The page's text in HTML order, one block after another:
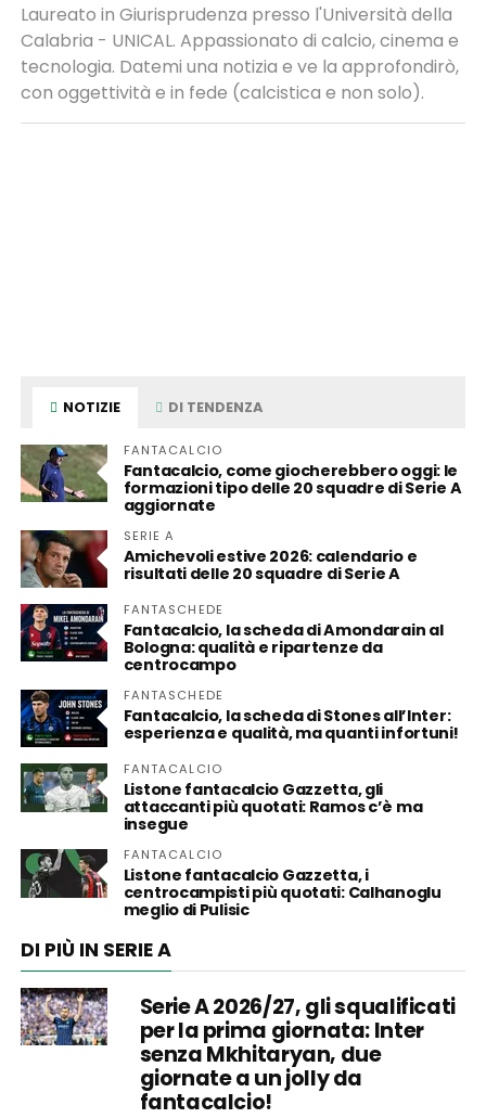
Laureato in Giurisprudenza presso l'Università della
Calabria - UNICAL. Appassionato di calcio, cinema e
tecnologia. Datemi una notizia e ve la approfondirò,
con oggettività e in fede (calcistica e non solo).
NOTIZIE DI TENDENZA
FANTACALCIO
Fantacalcio, come giocherebbero oggi: le
formazioni tipo delle 20 squadre di Serie A
aggiornate
SERIE A
Amichevoli estive 2026: calendario e
risultati delle 20 squadre di Serie A
FANTASCHEDE
Fantacalcio, la scheda di Amondarain al
Bologna: qualità e ripartenze da
centrocampo
FANTASCHEDE
Fantacalcio, la scheda di Stones all’Inter:
esperienza e qualità, ma quanti infortuni!
FANTACALCIO
Listone fantacalcio Gazzetta, gli
attaccanti più quotati: Ramos c’è ma
insegue
FANTACALCIO
Listone fantacalcio Gazzetta, i
centrocampisti più quotati: Calhanoglu
meglio di Pulisic
DI PIÙ IN SERIE A
Serie A 2026/27, gli squalificati
per la prima giornata: Inter
senza Mkhitaryan, due
giornate a un jolly da
fantacalcio!